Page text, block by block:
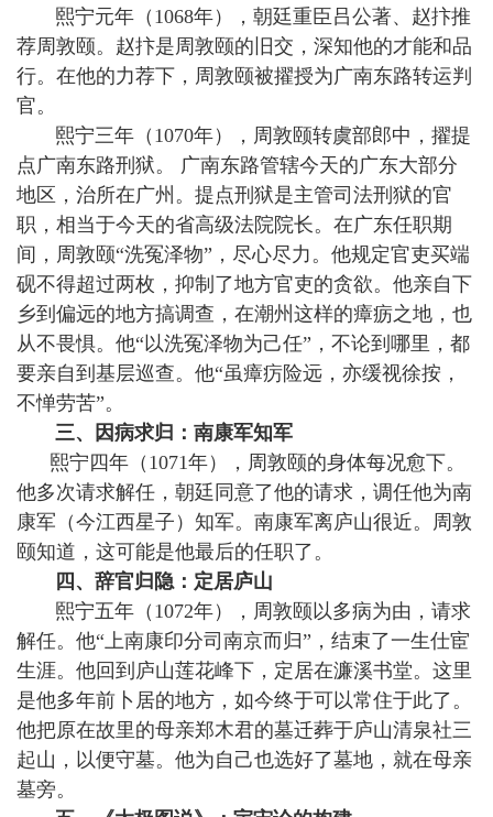
熙宁元年（1068年），朝廷重臣吕公著、赵抃推
荐周敦颐。赵抃是周敦颐的旧交，深知他的才能和品
行。在他的力荐下，周敦颐被擢授为广南东路转运判
官。
熙宁三年（1070年），周敦颐转虞部郎中，擢提
点广南东路刑狱。 广南东路管辖今天的广东大部分
地区，治所在广州。提点刑狱是主管司法刑狱的官
职，相当于今天的省高级法院院长。在广东任职期
间，周敦颐“洗冤泽物”，尽心尽力。他规定官吏买端
砚不得超过两枚，抑制了地方官吏的贪欲。他亲自下
乡到偏远的地方搞调查，在潮州这样的瘴疬之地，也
从不畏惧。他“以洗冤泽物为己任”，不论到哪里，都
要亲自到基层巡查。他“虽瘴疠险远，亦缓视徐按，
不惮劳苦”。
三、因病求归：南康军知军
熙宁四年（1071年），周敦颐的身体每况愈下。
他多次请求解任，朝廷同意了他的请求，调任他为南
康军（今江西星子）知军。南康军离庐山很近。周敦
颐知道，这可能是他最后的任职了。
四、辞官归隐：定居庐山
熙宁五年（1072年），周敦颐以多病为由，请求
解任。他“上南康印分司南京而归”，结束了一生仕宦
生涯。他回到庐山莲花峰下，定居在濂溪书堂。这里
是他多年前卜居的地方，如今终于可以常住于此了。
他把原在故里的母亲郑木君的墓迁葬于庐山清泉社三
起山，以便守墓。他为自己也选好了墓地，就在母亲
墓旁。